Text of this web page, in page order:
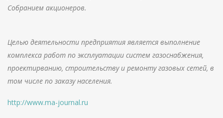
Собранием акционеров.
Целью деятельности предприятия является выполнение
комплекса работ по эксплуатации систем газоснабжения,
проектирванию, строительству и ремонту газовых сетей, в
том числе по заказу населения.
http://www.ma-journal.ru